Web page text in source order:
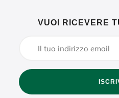
VUOI RICEVERE